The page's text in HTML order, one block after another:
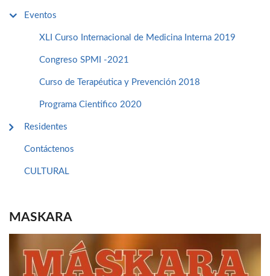
Eventos
XLI Curso Internacional de Medicina Interna 2019
Congreso SPMI -2021
Curso de Terapéutica y Prevención 2018
Programa Cientifico 2020
Residentes
Contáctenos
CULTURAL
MASKARA